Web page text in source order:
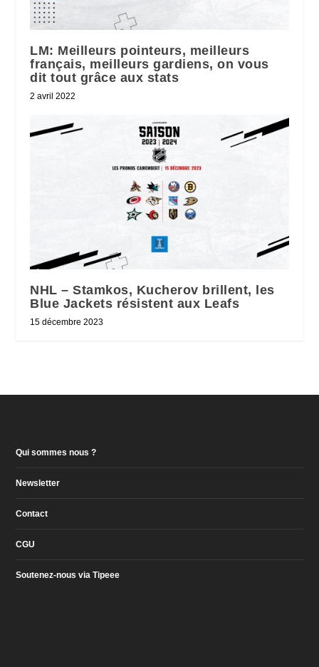
LM: Meilleurs pointeurs, meilleurs
français, meilleurs gardiens, on vous
dit tout grâce aux stats
2 avril 2022
NHL – Stamkos, Kucherov brillent, les
Blue Jackets résistent aux Leafs
15 décembre 2023
Qui sommes nous ?
Newsletter
Contact
CGU
Soutenez-nous via Tipeee